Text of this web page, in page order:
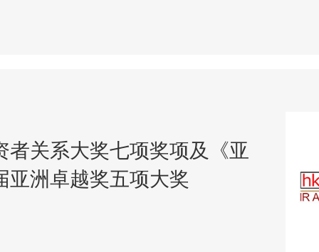
者关系大奖七项奖项及《亚
亚洲卓越奖五项大奖